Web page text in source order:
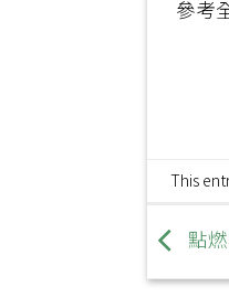
參考
This
點